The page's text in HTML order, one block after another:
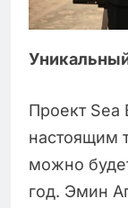
Проект Sea
настоящим
можно
год. Эмин